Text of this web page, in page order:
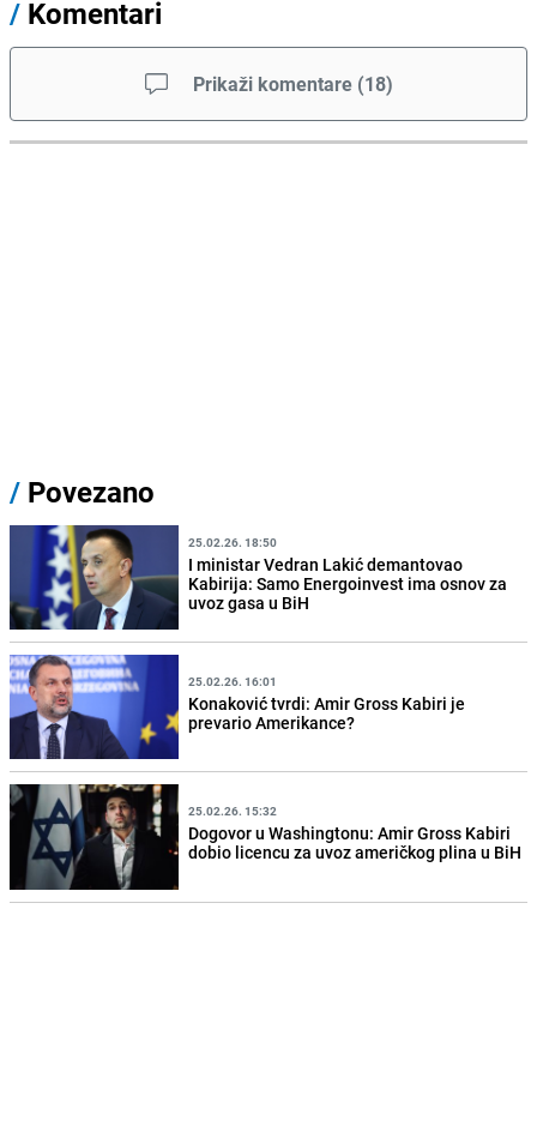
/ Komentari
Prikaži komentare (18)
/ Povezano
25.02.26. 18:50
I ministar Vedran Lakić demantovao
Kabirija: Samo Energoinvest ima osnov za
uvoz gasa u BiH
25.02.26. 16:01
Konaković tvrdi: Amir Gross Kabiri je
prevario Amerikance?
25.02.26. 15:32
Dogovor u Washingtonu: Amir Gross Kabiri
dobio licencu za uvoz američkog plina u BiH